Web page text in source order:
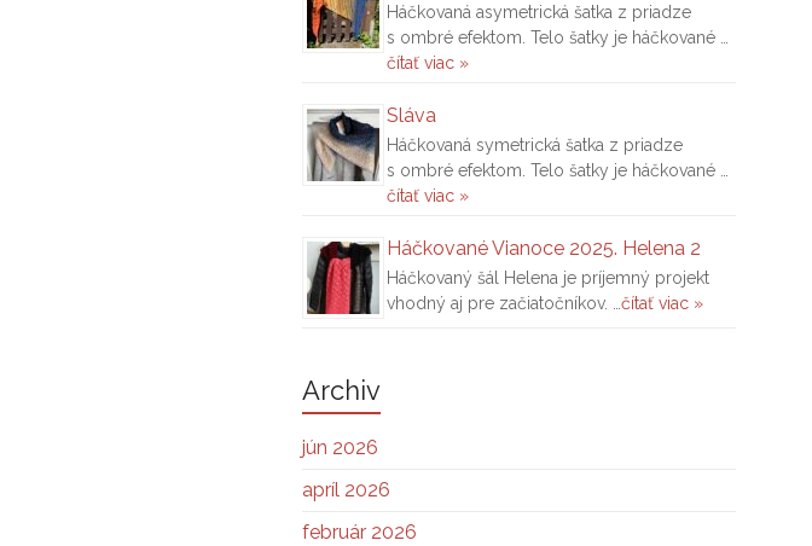
Háčkovaná asymetrická šatka z priadze
s ombré efektom. Telo šatky je háčkované …
čítať viac »
Sláva
Háčkovaná symetrická šatka z priadze
s ombré efektom. Telo šatky je háčkované …
čítať viac »
Háčkované Vianoce 2025. Helena 2
Háčkovaný šál Helena je príjemný projekt
vhodný aj pre začiatočníkov. … čítať viac »
Archiv
jún 2026
apríl 2026
február 2026